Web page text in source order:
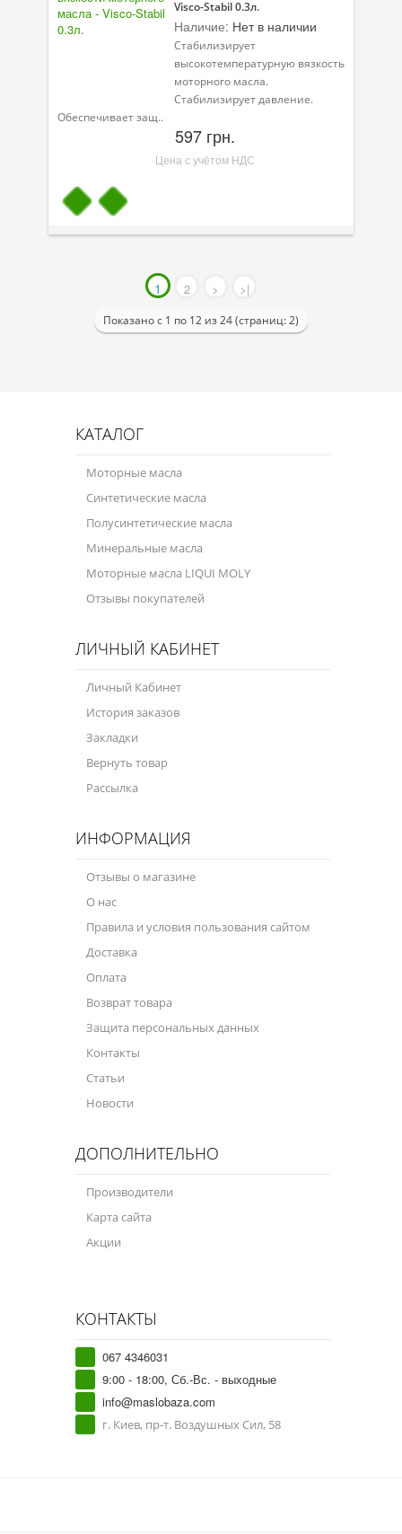
Visco-Stabil 0.3л.
Наличие: Нет в наличии
Стабилизирует
высокотемпературную вязкость
моторного масла.
Стабилизирует давление.
Обеспечивает защ..
597 грн.
Цена с учётом НДС
1 2 > >|
Показано с 1 по 12 из 24 (страниц: 2)
КАТАЛОГ
Моторные масла
Синтетические масла
Полусинтетические масла
Минеральные масла
Моторные масла LIQUI MOLY
Отзывы покупателей
ЛИЧНЫЙ КАБИНЕТ
Личный Кабинет
История заказов
Закладки
Вернуть товар
Рассылка
ИНФОРМАЦИЯ
Отзывы о магазине
О нас
Правила и условия пользования сайтом
Доставка
Оплата
Возврат товара
Защита персональных данных
Контакты
Статьи
Новости
ДОПОЛНИТЕЛЬНО
Производители
Карта сайта
Акции
КОНТАКТЫ
067 4346031
9:00 - 18:00, Сб.-Вс. - выходные
info@maslobaza.com
г. Киев, пр-т. Воздушных Сил, 58